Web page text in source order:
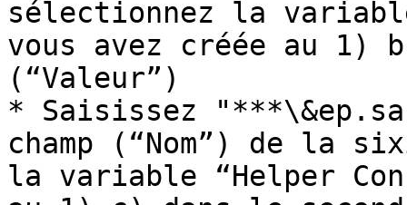
sélectionnez la
vous avez créée au 1)
(“Valeur”)
* Saisissez
champ (“Nom”) de la
la variable “Helper